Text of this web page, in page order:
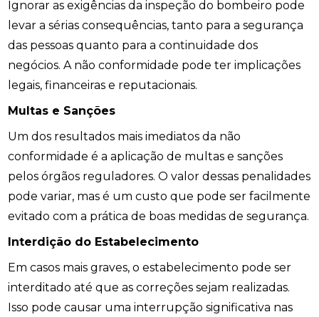
Ignorar as exigências da inspeção do bombeiro pode
levar a sérias consequências, tanto para a segurança
das pessoas quanto para a continuidade dos
negócios. A não conformidade pode ter implicações
legais, financeiras e reputacionais.
Multas e Sanções
Um dos resultados mais imediatos da não
conformidade é a aplicação de multas e sanções
pelos órgãos reguladores. O valor dessas penalidades
pode variar, mas é um custo que pode ser facilmente
evitado com a prática de boas medidas de segurança.
Interdição do Estabelecimento
Em casos mais graves, o estabelecimento pode ser
interditado até que as correções sejam realizadas.
Isso pode causar uma interrupção significativa nas